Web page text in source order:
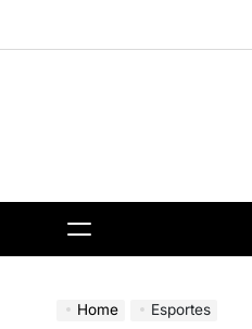
Home Esportes